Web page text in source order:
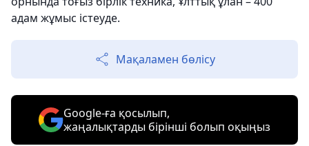
адам жұмыс істеуде.
Мақаламен бөлісу
Google-ға қосылып,
жаңалықтарды бірінші болып оқыңыз